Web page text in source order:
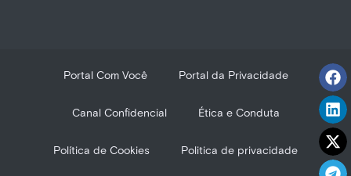
Portal Com Você Portal da Privacidade
Canal Confidencial Ética e Conduta
Política de Cookies Politica de privacidade